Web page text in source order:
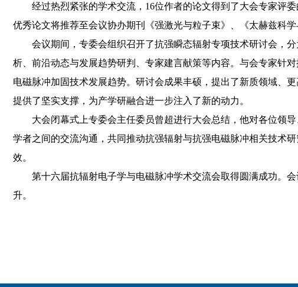
经过热烈紧张的学术交流， 16位作者的论文得到了大会专家评委
优秀论文将推荐至会议协办期刊《强激光与粒子束》、《太赫兹科
会议期间，专委会组织召开了抗强瞬态辐射专项技术研讨会，
析、前沿动态与发展趋势研判、专家建言献策等内容。与会专家针
电磁脉冲加固技术发展趋势。研讨会成果丰硕，提出了新质领域、
提供了坚实支撑，为产学研融合进一步注入了新的动力。
大会闭幕式上专委会主任委员曾超进行大会总结，他对各位领
学者之间的交流沟通，共同推动抗强辐射与抗强电磁脉冲相关技术
效。
第十六届抗辐射电子学与电磁脉冲学术交流会取得圆满成功。
升。